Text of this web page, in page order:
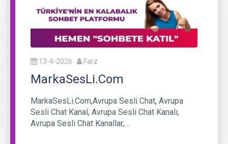
13-4-2026 Farz
MarkaSesLi.Com
MarkaSesLi.Com,Avrupa Sesli Chat, Avrupa
Sesli Chat Kanal, Avrupa Sesli Chat Kanalı,
Avrupa Sesli Chat Kanallar,…